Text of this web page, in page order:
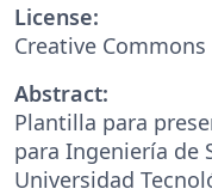
License:
Creative Commons
Abstract:
Plantilla para
para Ingeniería de
Universidad